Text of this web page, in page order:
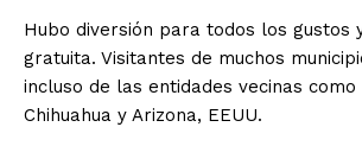
Hubo diversión para todos los gustos
gratuita. Visitantes de muchos
incluso de las entidades vecinas como
Chihuahua y Arizona, EEUU.